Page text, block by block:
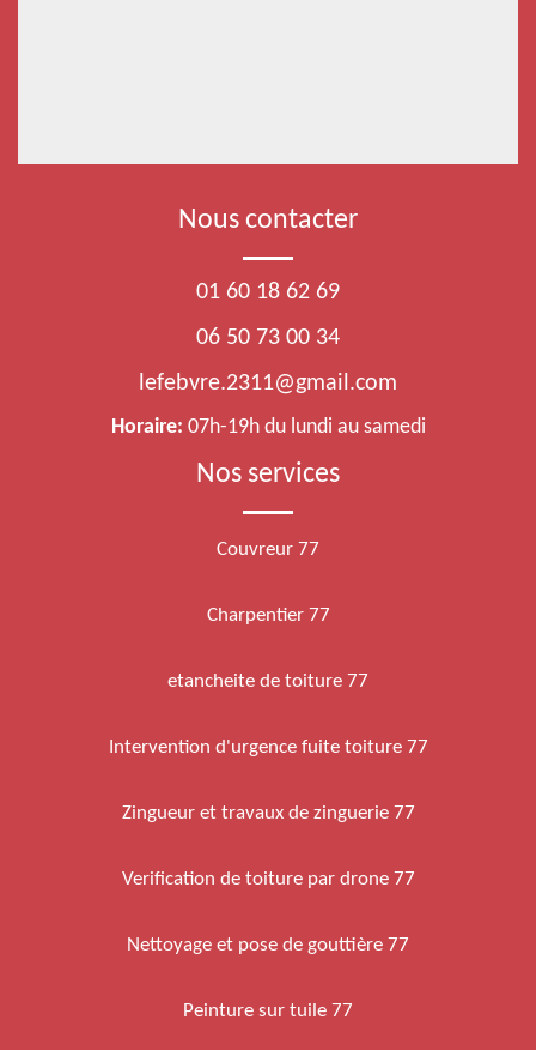
Nous contacter
01 60 18 62 69
06 50 73 00 34
lefebvre.2311@gmail.com
Horaire: 07h-19h du lundi au samedi
Nos services
Couvreur 77
Charpentier 77
etancheite de toiture 77
Intervention d'urgence fuite toiture 77
Zingueur et travaux de zinguerie 77
Verification de toiture par drone 77
Nettoyage et pose de gouttière 77
Peinture sur tuile 77